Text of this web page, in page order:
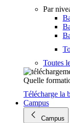
Par
Toutes
Quelle
Télécharge la
Campus
Campus